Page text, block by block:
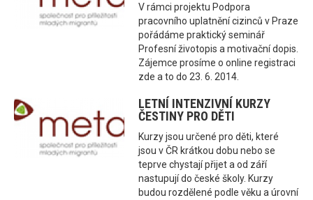
V rámci projektu Podpora
pracovního uplatnění cizinců v Praze
pořádáme praktický seminář
Profesní životopis a motivační dopis.
Zájemce prosíme o online registraci
zde a to do 23. 6. 2014.
LETNÍ INTENZIVNÍ KURZY
ČESTINY PRO DĚTI
Kurzy jsou určené pro děti, které
jsou v ČR krátkou dobu nebo se
teprve chystají přijet a od září
nastupují do české školy. Kurzy
budou rozdělené podle věku a úrovní